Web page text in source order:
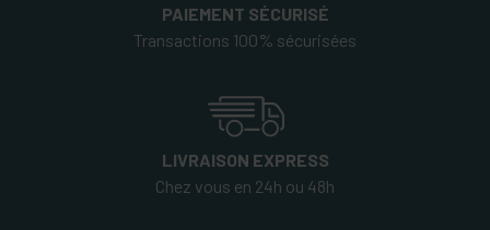
PAIEMENT SÉCURISÉ
Transactions 100% sécurisées
LIVRAISON EXPRESS
Chez vous en 24h ou 48h